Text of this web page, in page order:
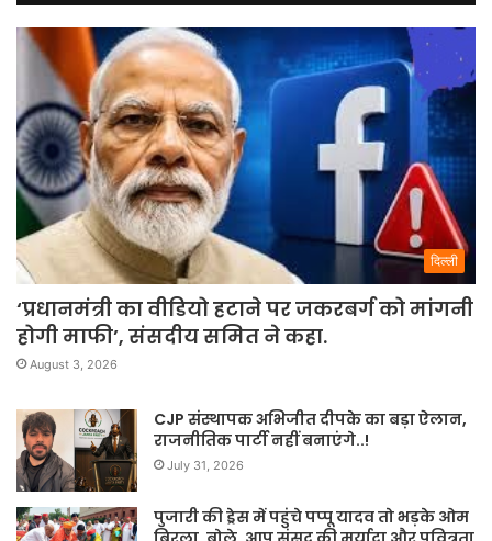
दिल्ली
‘प्रधानमंत्री का वीडियो हटाने पर जकरबर्ग को मांगनी
होगी माफी’, संसदीय समित ने कहा.
August 3, 2026
CJP संस्थापक अभिजीत दीपके का बड़ा ऐलान,
राजनीतिक पार्टी नहीं बनाएंगे..!
July 31, 2026
पुजारी की ड्रेस में पहुंचे पप्पू यादव तो भड़के ओम